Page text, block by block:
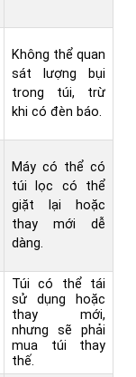
Không thể quan
sát lượng bụi
trong túi, trừ
khi có đèn báo.
Máy có thể có
túi lọc có thể
giặt lại hoặc
thay mới dễ
dàng.
Túi có thể tái
sử dụng hoặc
thay mới,
nhưng sẽ phải
mua túi thay
thế.